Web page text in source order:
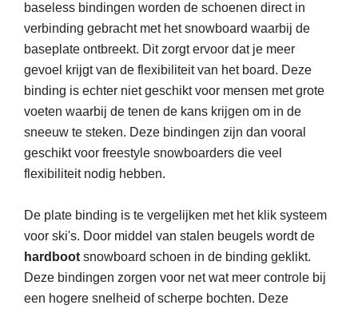
baseless bindingen worden de schoenen direct in
verbinding gebracht met het snowboard waarbij de
baseplate ontbreekt. Dit zorgt ervoor dat je meer
gevoel krijgt van de flexibiliteit van het board. Deze
binding is echter niet geschikt voor mensen met grote
voeten waarbij de tenen de kans krijgen om in de
sneeuw te steken. Deze bindingen zijn dan vooral
geschikt voor freestyle snowboarders die veel
flexibiliteit nodig hebben.
De plate binding is te vergelijken met het klik systeem
voor ski's. Door middel van stalen beugels wordt de
hardboot snowboard schoen in de binding geklikt.
Deze bindingen zorgen voor net wat meer controle bij
een hogere snelheid of scherpe bochten. Deze